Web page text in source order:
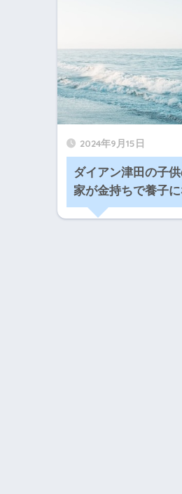
2024年9月15日
ダイアン津田の子
家が金持ちで養子